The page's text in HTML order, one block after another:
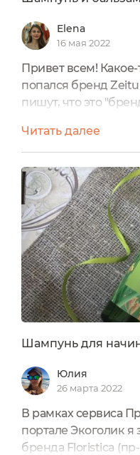
Elena
16 мая 2022
Привет всем!
попался бренд
пишут, что это
традиции красоты и
я решила
бренда.В этом
бальзаме Zeitun
ламинирования". Их
время еще до
Читать далее
Шампунь для
Юлия
26 марта 2022
В рамках сервиса
портале Экоголик
бренда Floristica